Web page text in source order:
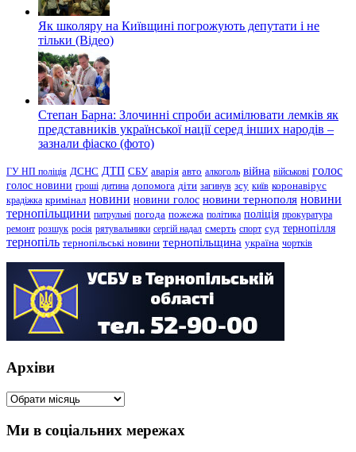
Як школяру на Київщині погрожують депутати і не
тільки (Відео)
Степан Барна: Злочинні спроби асимілювати лемків як
представників української нації серед інших народів –
зазнали фіаско (фото)
ГУ НП поліція ДСНС ДТП СБУ аварія авто алкоголь війна військові голос
голос новини гроші дитина допомога діти загинув зсу київ коронавірус
крадіжка кримінал новини новини голос новини тернополя новини
тернопільщини патрульні погода пожежа політика поліція прокуратура
ремонт розшук росія рятувальники сергій надал смерть спорт суд тернопілля
тернопіль тернопільські новини тернопільщина україна чортків
Архіви
Архіви
Ми в соціальних мережах